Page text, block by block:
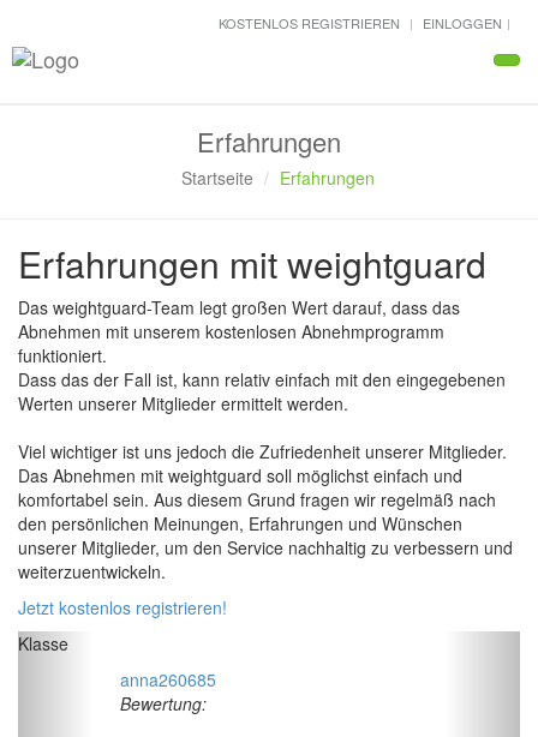
KOSTENLOS REGISTRIEREN EINLOGGEN
Erfahrungen
Startseite Erfahrungen
Erfahrungen mit weightguard
Das weightguard-Team legt großen Wert darauf, dass das
Abnehmen mit unserem kostenlosen Abnehmprogramm
funktioniert.
Dass das der Fall ist, kann relativ einfach mit den eingegebenen
Werten unserer Mitglieder ermittelt werden.
Viel wichtiger ist uns jedoch die Zufriedenheit unserer Mitglieder.
Das Abnehmen mit weightguard soll möglichst einfach und
komfortabel sein. Aus diesem Grund fragen wir regelmäß nach
den persönlichen Meinungen, Erfahrungen und Wünschen
unserer Mitglieder, um den Service nachhaltig zu verbessern und
weiterzuentwickeln.
Jetzt kostenlos registrieren!
Klasse
anna260685
Bewertung: